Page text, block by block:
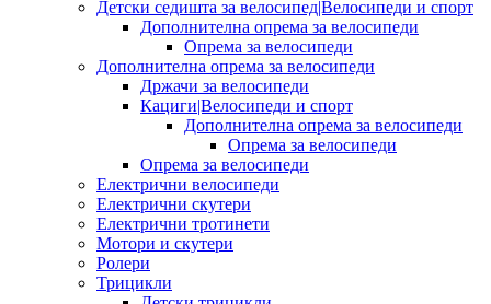
Детски седишта за велосипед|Велосипеди и спорт
Дополнителна опрема за велосипеди
Опрема за велосипеди
Дополнителна опрема за велосипеди
Држачи за велосипеди
Кациги|Велосипеди и спорт
Дополнителна опрема за велосипеди
Опрема за велосипеди
Опрема за велосипеди
Електрични велосипеди
Електрични скутери
Електрични тротинети
Мотори и скутери
Ролери
Трицикли